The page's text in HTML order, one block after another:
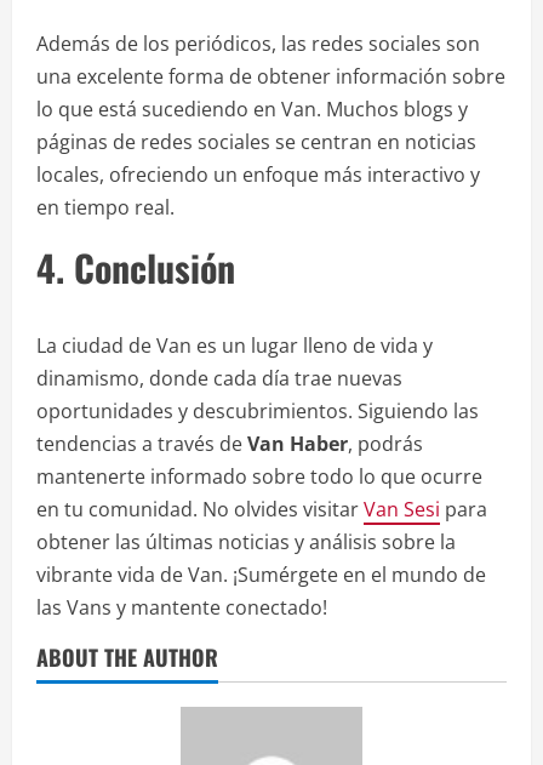
Además de los periódicos, las redes sociales son
una excelente forma de obtener información sobre
lo que está sucediendo en Van. Muchos blogs y
páginas de redes sociales se centran en noticias
locales, ofreciendo un enfoque más interactivo y
en tiempo real.
4. Conclusión
La ciudad de Van es un lugar lleno de vida y
dinamismo, donde cada día trae nuevas
oportunidades y descubrimientos. Siguiendo las
tendencias a través deVan Haber, podrás
mantenerte informado sobre todo lo que ocurre
en tu comunidad. No olvides visitarVan Sesi para
obtener las últimas noticias y análisis sobre la
vibrante vida de Van. ¡Sumérgete en el mundo de
las Vans y mantente conectado!
ABOUT THE AUTHOR